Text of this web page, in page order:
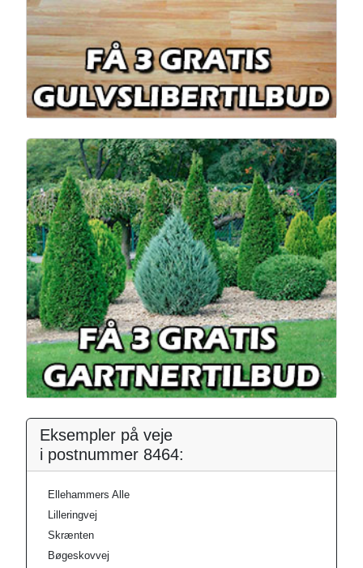
Eksempler på veje
i postnummer 8464:
Ellehammers Alle
Lilleringvej
Skrænten
Bøgeskovvej